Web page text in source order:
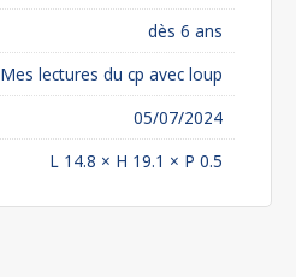
dès 6 ans
Mes lectures du cp avec loup
05/07/2024
L 14.8 × H 19.1 × P 0.5